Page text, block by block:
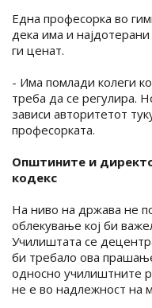
Една професорка во
дека има и
ги ценат.
- Има помлади колеги
треба да се регулира.
зависи авторитетот
професорката.
Општините и
кодекс
На ниво на држава не
облекување кој би
Училиштата се
би требало ова
односно училиштните
не е во надлежност на